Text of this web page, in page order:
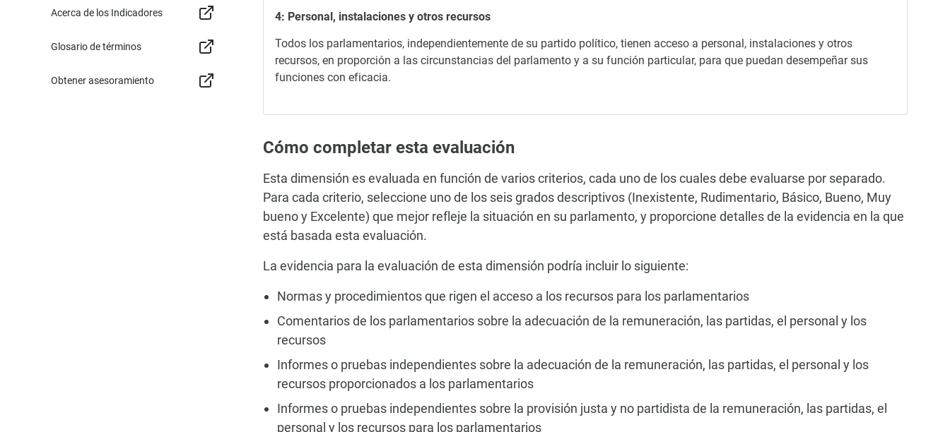
Acerca de los Indicadores
Glosario de términos
Obtener asesoramiento
4: Personal, instalaciones y otros recursos
Todos los parlamentarios, independientemente de su partido político, tienen acceso a personal, instalaciones y otros
recursos, en proporción a las circunstancias del parlamento y a su función particular, para que puedan desempeñar sus
funciones con eficacia.
Cómo completar esta evaluación
Esta dimensión es evaluada en función de varios criterios, cada uno de los cuales debe evaluarse por separado.
Para cada criterio, seleccione uno de los seis grados descriptivos (Inexistente, Rudimentario, Básico, Bueno, Muy
bueno y Excelente) que mejor refleje la situación en su parlamento, y proporcione detalles de la evidencia en la que
está basada esta evaluación.
La evidencia para la evaluación de esta dimensión podría incluir lo siguiente:
Normas y procedimientos que rigen el acceso a los recursos para los parlamentarios
Comentarios de los parlamentarios sobre la adecuación de la remuneración, las partidas, el personal y los
recursos
Informes o pruebas independientes sobre la adecuación de la remuneración, las partidas, el personal y los
recursos proporcionados a los parlamentarios
Informes o pruebas independientes sobre la provisión justa y no partidista de la remuneración, las partidas, el
personal y los recursos para los parlamentarios